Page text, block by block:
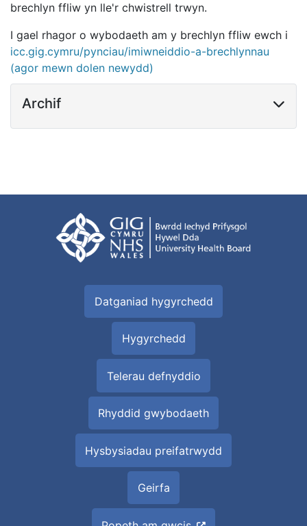
brechlyn ffliw yn lle'r chwistrell trwyn.
I gael rhagor o wybodaeth am y brechlyn ffliw ewch i
icc.gig.cymru/pynciau/imiwneiddio-a-brechlynnau
(agor mewn dolen newydd)
Archif
Datganiad hygyrchedd
Hygyrchedd
Telerau defnyddio
Rhyddid gwybodaeth
Hysbysiadau preifatrwydd
Geirfa